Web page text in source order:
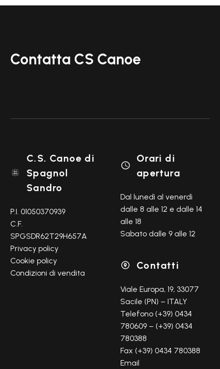
Contatta CS Canoe

C.S. Canoe di
Spagnol
Sandro
P.I. 01050370939
C.F.
SPGSDR62T29H657A
Privacy policy
Cookie policy
Condizioni di vendita

Orari di
apertura
Dal lunedì al venerdì
dalle 8 alle 12 e dalle 14
alle 18
Sabato dalle 9 alle 12
 Contatti
Viale Europa, 19, 33077
Sacile (PN) – ITALY
Telefono (+39) 0434
780609 – (+39) 0434
780388
Fax (+39) 0434 780388
Email